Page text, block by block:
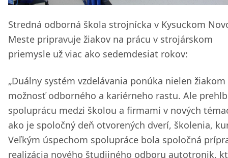
Stredná odborná škola strojnícka v Kysuckom
Meste pripravuje žiakov na prácu v strojárskom
priemysle už viac ako sedemdesiat rokov:
„Duálny systém vzdelávania ponúka nielen žiakom
možnosť odborného a kariérneho rastu. Ale
spoluprácu medzi školou a firmami v nových
ako je spoločný deň otvorených dverí, školenia,
Veľkým úspechom spolupráce bola spoločná
realizácia nového študijného odboru autotronik,